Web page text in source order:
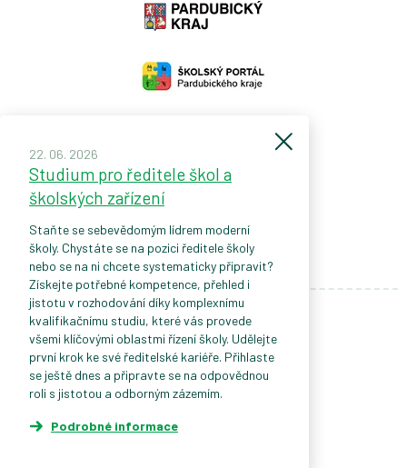
22. 06. 2026
Studium pro ředitele škol a
školských zařízení
Staňte se sebevědomým lídrem moderní
školy. Chystáte se na pozici ředitele školy
nebo se na ni chcete systematicky připravit?
Získejte potřebné kompetence, přehled i
jistotu v rozhodování díky komplexnímu
kvalifikačnímu studiu, které vás provede
všemi klíčovými oblastmi řízení školy. Udělejte
první krok ke své ředitelské kariéře. Přihlaste
se ještě dnes a připravte se na odpovědnou
roli s jistotou a odborným zázemím.
Podrobné informace
Facebook
Katalog kurzů